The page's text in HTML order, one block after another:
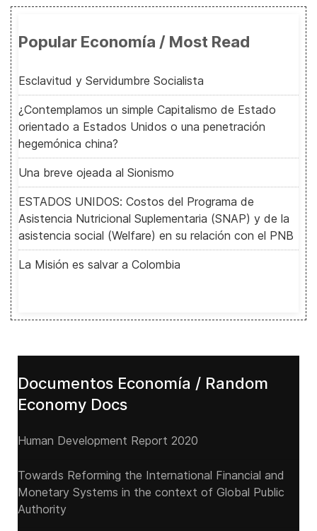
Popular Economía / Most Read
Esclavitud y Servidumbre Socialista
¿Contemplamos un simple Capitalismo de Estado
orientado a Estados Unidos o una penetración
hegemónica china?
Una breve ojeada al Sionismo
ESTADOS UNIDOS: Costos del Programa de
Asistencia Nutricional Suplementaria (SNAP) y de la
asistencia social (Welfare) en su relación con el PNB
La Misión es salvar a Colombia
Documentos Economía / Random
Economy Docs
Human Development Report 2020
Towards Reforming the International Financial and
Monetary Systems in the context of Global Public
Authority